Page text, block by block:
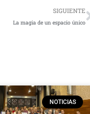
SIGUIENTE
La magia de un espacio único
NOTICIAS